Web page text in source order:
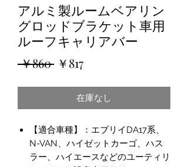
アルミ製ルームベアリン
グロッドブラケット車用
ルーフキャリアバー
￥860 通￥817セ
ル
格
在庫なし
【適合車種】：エブリイDA17系、
N-VAN、ハイゼットカーゴ、ハス
ラー、ハイエースなどのユーティリ